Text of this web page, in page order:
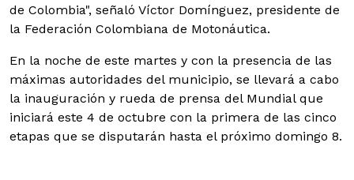
de Colombia", señaló Víctor Domínguez, presidente de
la Federación Colombiana de Motonáutica.
En la noche de este martes y con la presencia de las
máximas autoridades del municipio, se llevará a cabo
la inauguración y rueda de prensa del Mundial que
iniciará este 4 de octubre con la primera de las cinco
etapas que se disputarán hasta el próximo domingo 8.